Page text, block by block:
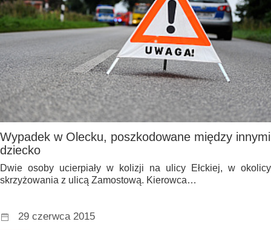
Wypadek w Olecku, poszkodowane między innymi
dziecko
Dwie osoby ucierpiały w kolizji na ulicy Ełckiej, w okolicy
skrzyżowania z ulicą Zamostową. Kierowca…
29 czerwca 2015